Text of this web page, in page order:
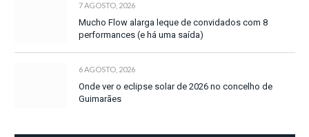
7 AGOSTO, 2026
Mucho Flow alarga leque de convidados com 8
performances (e há uma saída)
6 AGOSTO, 2026
Onde ver o eclipse solar de 2026 no concelho de
Guimarães